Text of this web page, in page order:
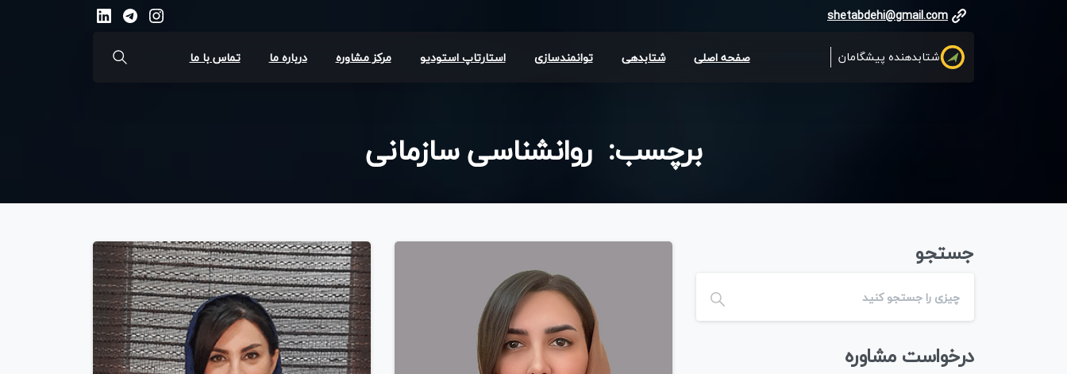
shetabdehi@gmail.com
شتابدهنده پیشگامان صفحه اصلی شتابدهی توانمندسازی استارتاپ استودیو مرکز مشاوره درباره ما تماس با ما جستجو
برچسب: روانشناسیسازمانی
جستجو
درخواست مشاوره